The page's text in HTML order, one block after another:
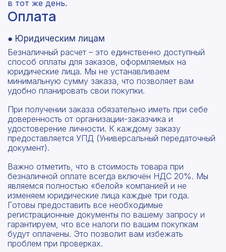
в тот же день.
Оплата
● Юридическим лицам
Безналичный расчет – это единственно доступный
способ оплаты для заказов, оформляемых на
юридические лица. Мы не устанавливаем
минимальную сумму заказа, что позволяет вам
удобно планировать свои покупки.
При получении заказа обязательно иметь при себе
доверенность от организации-заказчика и
удостоверение личности. К каждому заказу
предоставляется УПД (Универсальный передаточный
документ).
Важно отметить, что в стоимость товара при
безналичной оплате всегда включён НДС 20%. Мы
являемся полностью «белой» компанией и не
изменяем юридические лица каждые три года.
Готовы предоставить все необходимые
регистрационные документы по вашему запросу и
гарантируем, что все налоги по вашим покупкам
будут оплачены. Это позволит вам избежать
проблем при проверках.